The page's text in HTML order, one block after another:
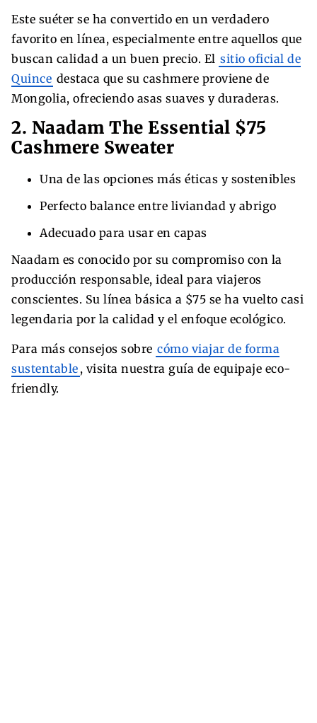
Este suéter se ha convertido en un verdadero
favorito en línea, especialmente entre aquellos que
buscan calidad a un buen precio. El sitio oficial de
Quince destaca que su cashmere proviene de
Mongolia, ofreciendo asas suaves y duraderas.
2. Naadam The Essential $75
Cashmere Sweater
Una de las opciones más éticas y sostenibles
Perfecto balance entre liviandad y abrigo
Adecuado para usar en capas
Naadam es conocido por su compromiso con la
producción responsable, ideal para viajeros
conscientes. Su línea básica a $75 se ha vuelto casi
legendaria por la calidad y el enfoque ecológico.
Para más consejos sobre cómo viajar de forma
sustentable , visita nuestra guía de equipaje eco-
friendly.